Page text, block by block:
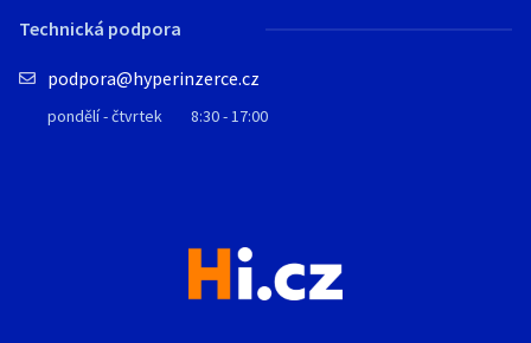
Technická podpora
podpora@hyperinzerce.cz
pondělí - čtvrtek 8:30 - 17:00